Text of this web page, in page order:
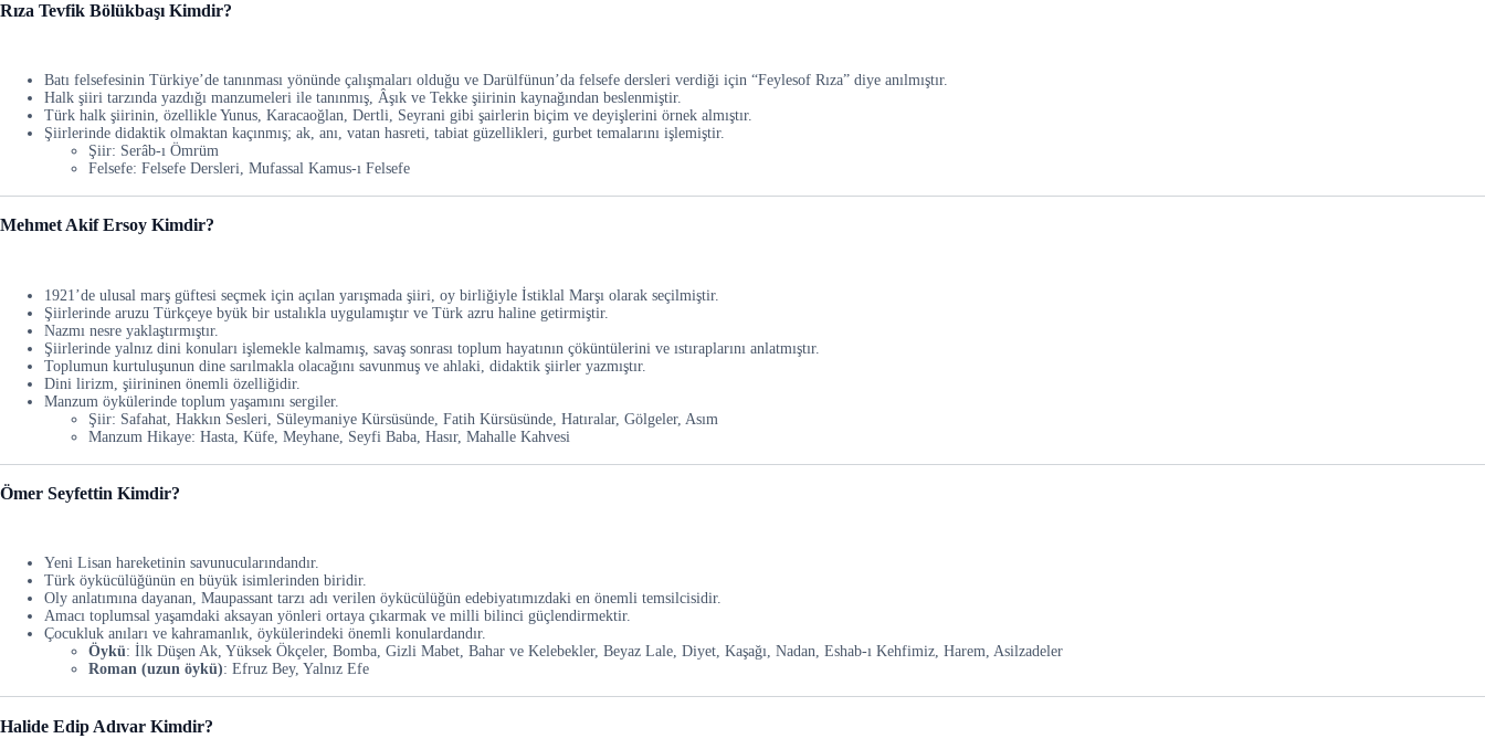
Rıza Tevfik Bölükbaşı Kimdir?
Batı felsefesinin Türkiye’de tanınması yönünde çalışmaları olduğu ve Darülfünun’da felsefe dersleri verdiği için “Feylesof Rıza” diye anılmıştır.
Halk şiiri tarzında yazdığı manzumeleri ile tanınmış, Âşık ve Tekke şiirinin kaynağından beslenmiştir.
Türk halk şiirinin, özellikle Yunus, Karacaoğlan, Dertli, Seyrani gibi şairlerin biçim ve deyişlerini örnek almıştır.
Şiirlerinde didaktik olmaktan kaçınmış; ak, anı, vatan hasreti, tabiat güzellikleri, gurbet temalarını işlemiştir.
Şiir: Serâb-ı Ömrüm
Felsefe: Felsefe Dersleri, Mufassal Kamus-ı Felsefe
Mehmet Akif Ersoy Kimdir?
1921’de ulusal marş güftesi seçmek için açılan yarışmada şiiri, oy birliğiyle İstiklal Marşı olarak seçilmiştir.
Şiirlerinde aruzu Türkçeye byük bir ustalıkla uygulamıştır ve Türk azru haline getirmiştir.
Nazmı nesre yaklaştırmıştır.
Şiirlerinde yalnız dini konuları işlemekle kalmamış, savaş sonrası toplum hayatının çöküntülerini ve ıstıraplarını anlatmıştır.
Toplumun kurtuluşunun dine sarılmakla olacağını savunmuş ve ahlaki, didaktik şiirler yazmıştır.
Dini lirizm, şiirininen önemli özelliğidir.
Manzum öykülerinde toplum yaşamını sergiler.
Şiir: Safahat, Hakkın Sesleri, Süleymaniye Kürsüsünde, Fatih Kürsüsünde, Hatıralar, Gölgeler, Asım
Manzum Hikaye: Hasta, Küfe, Meyhane, Seyfi Baba, Hasır, Mahalle Kahvesi
Ömer Seyfettin Kimdir?
Yeni Lisan hareketinin savunucularındandır.
Türk öykücülüğünün en büyük isimlerinden biridir.
Oly anlatımına dayanan, Maupassant tarzı adı verilen öykücülüğün edebiyatımızdaki en önemli temsilcisidir.
Amacı toplumsal yaşamdaki aksayan yönleri ortaya çıkarmak ve milli bilinci güçlendirmektir.
Çocukluk anıları ve kahramanlık, öykülerindeki önemli konulardandır.
Öykü: İlk Düşen Ak, Yüksek Ökçeler, Bomba, Gizli Mabet, Bahar ve Kelebekler, Beyaz Lale, Diyet, Kaşağı, Nadan, Eshab-ı Kehfimiz, Harem, Asilzadeler
Roman (uzun öykü): Efruz Bey, Yalnız Efe
Halide Edip Adıvar Kimdir?